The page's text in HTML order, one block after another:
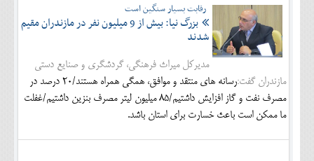
رقابت بسیار سنگین است
بزرگ نیا: بیش از 9 میلیون نفر در مازندران مقیم
شدند
مدیرکل میراث فرهنگی، گردشگری و صنایع دستی
مازندران گفت:
رسانه های منتقد و موافق، همگی همراه هستند/20 درصد در
مصرف نفت و گاز افزایش داشتیم/85 میلیون لیتر مصرف بنزین داشتیم/غفلت
ما ممکن است باعث خسارت برای استان باشد.